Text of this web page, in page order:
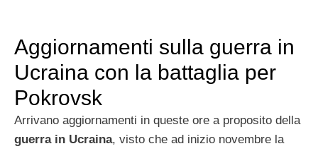
Aggiornamenti sulla guerra in
Ucraina con la battaglia per
Pokrovsk
Arrivano aggiornamenti in queste ore a proposito della
guerra in Ucraina, visto che ad inizio novembre la